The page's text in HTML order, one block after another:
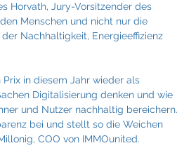
Horvath, Jury-Vorsitzender des
Menschen und nicht nur die
Nachhaltigkeit, Energieeffizienz
in diesem Jahr wieder als
Digitalisierung denken und wie
und Nutzer nachhaltig bereichern.
bei und stellt so die Weichen
COO von IMMOunited.